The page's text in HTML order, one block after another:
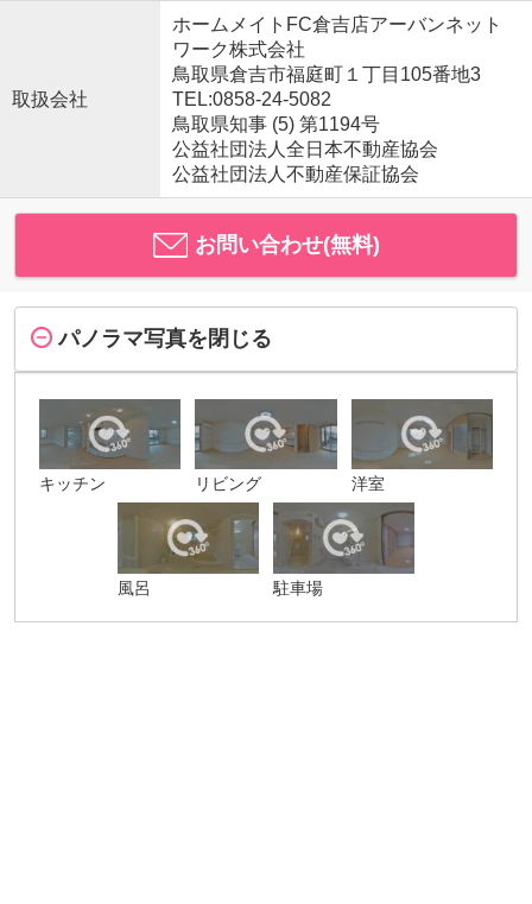
取扱会社
ホームメイトFC倉吉店アーバンネット
ワーク株式会社
鳥取県倉吉市福庭町１丁目105番地3
TEL:0858-24-5082
鳥取県知事 (5) 第1194号
公益社団法人全日本不動産協会
公益社団法人不動産保証協会
お問い合わせ(無料)
パノラマ写真を閉じる
キッチン リビング 洋室
風呂 駐車場